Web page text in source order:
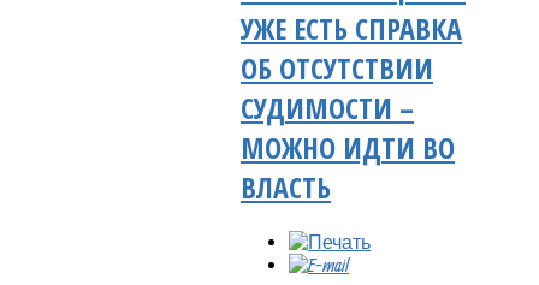
УЖЕ ЕСТЬ СПРАВКА
ОБ ОТСУТСТВИИ
СУДИМОСТИ –
МОЖНО ИДТИ ВО
ВЛАСТЬ